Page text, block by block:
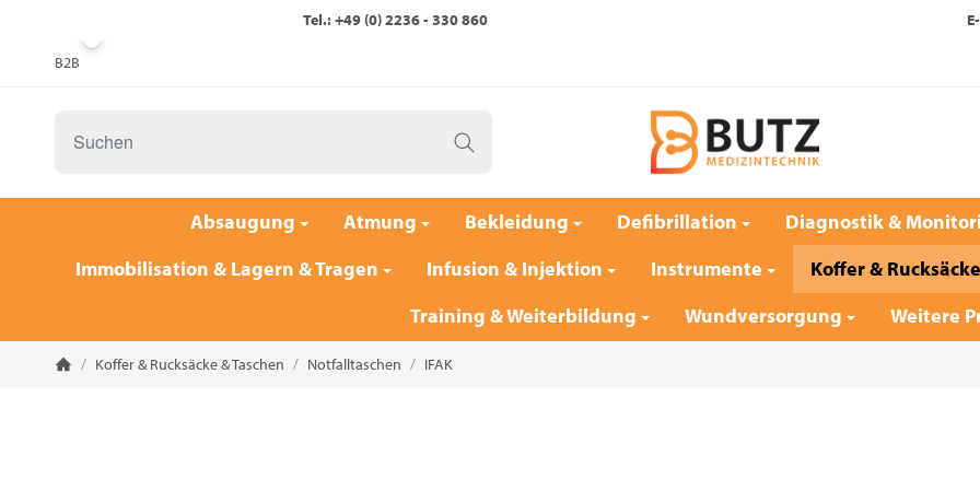
Tel.: +49 (0) 2236 - 330 860
B2B
Absaugung Atmung Bekleidung Defibrillation Diagnostik &
Immobilisation & Lagern & Tragen
Infusion & Injektion Instrumente Koffer &
Training & Weiterbildung
Wundversorgung Weitere
/ Koffer & Rucksäcke & Taschen / Notfalltaschen / IFAK